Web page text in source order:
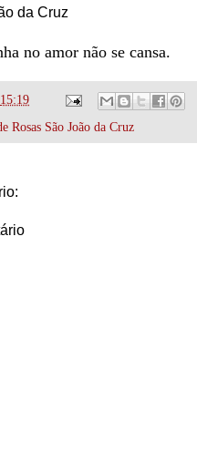
da Cruz
no amor não se cansa.
15:19
Rosas São João da Cruz